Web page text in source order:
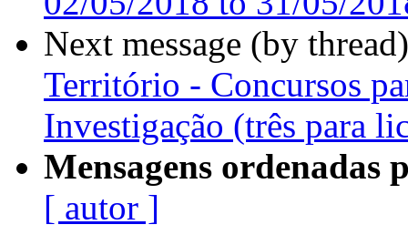
Next message (by
Território - Concursos
Investigação (três para
Mensagens ordenadas
[ autor ]